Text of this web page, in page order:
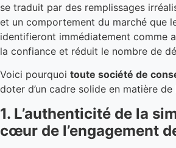
se traduit par des remplissages
et un comportement du marché que
identifieront immédiatement comme
la confiance et réduit le nombre de
Voici pourquoi toute société de
doter d’un cadre solide en matière
1. L’authenticité de la
cœur de l’engagement